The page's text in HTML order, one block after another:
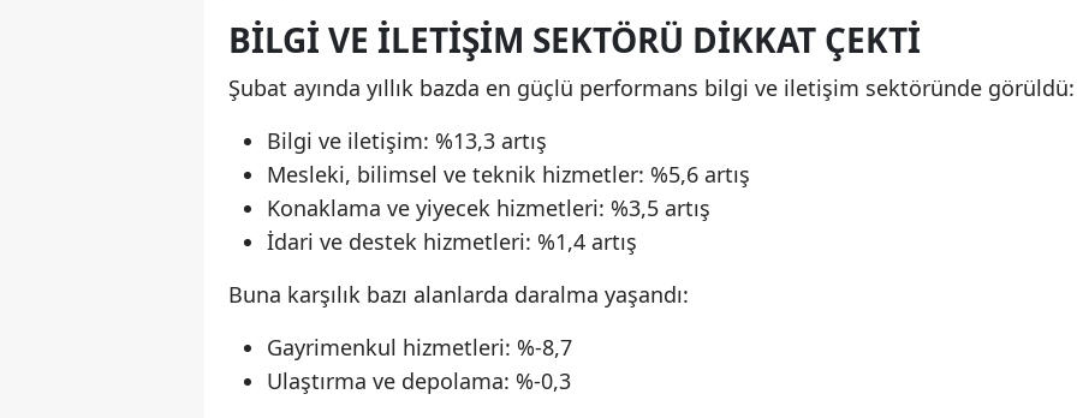
BILGI VE ILETIŞIM SEKTÖRÜ DIKKAT ÇEKTI
Şubat ayında yıllık bazda en güçlü performans bilgi ve iletişim sektöründe görüldü:
Bilgi ve iletişim: %13,3 artış
Mesleki, bilimsel ve teknik hizmetler: %5,6 artış
Konaklama ve yiyecek hizmetleri: %3,5 artış
İdari ve destek hizmetleri: %1,4 artış
Buna karşılık bazı alanlarda daralma yaşandı:
Gayrimenkul hizmetleri: %-8,7
Ulaştırma ve depolama: %-0,3